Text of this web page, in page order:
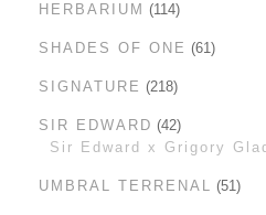
HERBARIUM 114
SHADES OF ONE 61
SIGNATURE 218
SIR EDWARD
42
Sir Edward x Grigory
UMBRAL TERRENAL 51